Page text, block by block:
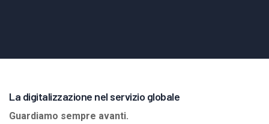
La digitalizzazione nel servizio globale
Guardiamo sempre avanti.